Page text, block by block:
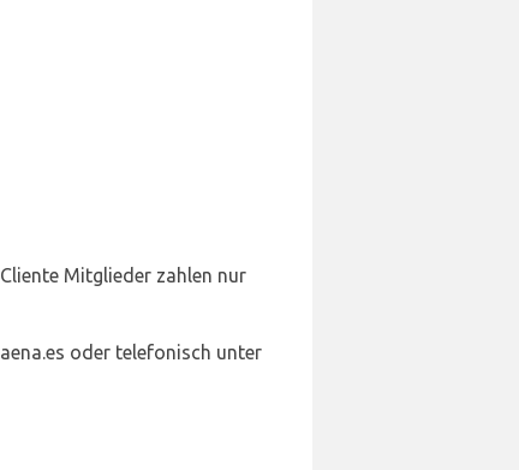
Mitglieder zahlen nur
oder telefonisch unter